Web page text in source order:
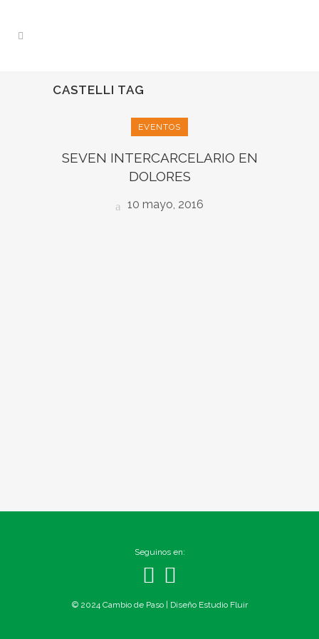
CASTELLI TAG
EVENTOS
SEVEN INTERCARCELARIO EN
DOLORES
10 mayo, 2016
Seguinos en:
© 2024 Cambio de Paso | Diseño Estudio Fluir